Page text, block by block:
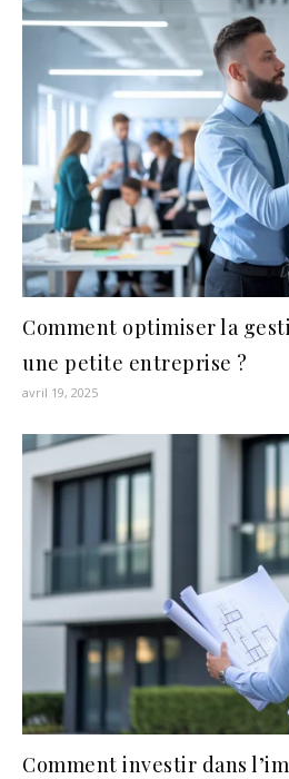
Comment optimiser la
une petite entreprise ?
avril 19, 2025
Comment investir dans